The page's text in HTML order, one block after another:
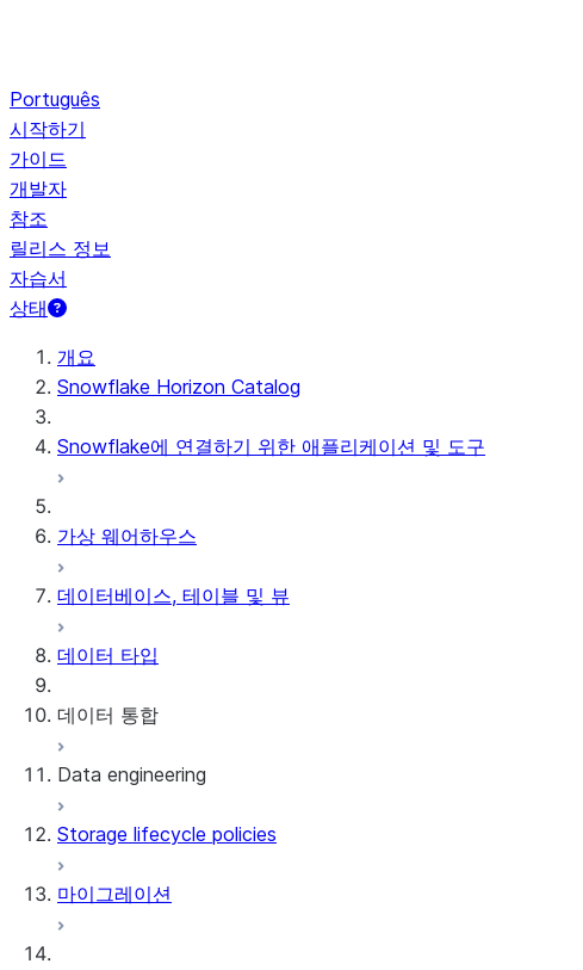
Português
시작하기
가이드
개발자
참조
릴리스 정보
자습서
상태
개요
Snowflake Horizon Catalog
Snowflake에 연결하기 위한 애플리케이션 및 도구
가상 웨어하우스
데이터베이스, 테이블 및 뷰
데이터 타입
데이터 통합
Snowflake Openflow
Apache Iceberg™
Apache Iceberg™ 테이블
Data engineering
데이터 로딩
동적 테이블
Storage lifecycle policies
마이그레이션